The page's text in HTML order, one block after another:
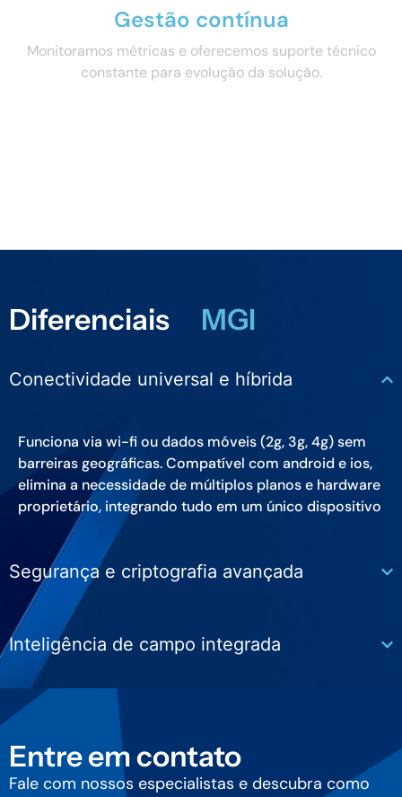
Gestão contínua
Monitoramos métricas e oferecemos suporte técnico
constante para evolução da solução.
Diferenciais MGI
Conectividade universal e híbrida
Funciona via wi-fi ou dados móveis (2g, 3g, 4g) sem
barreiras geográficas. Compatível com android e ios,
elimina a necessidade de múltiplos planos e hardware
proprietário, integrando tudo em um único dispositivo
Segurança e criptografia avançada
Inteligência de campo integrada
Entre em contato
Fale com nossos especialistas e descubra como